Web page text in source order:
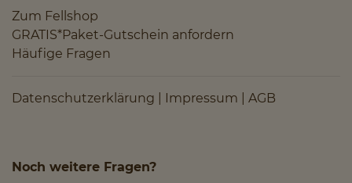
Zum Fellshop
GRATIS*Paket-Gutschein anfordern
Häufige Fragen
Datenschutzerklärung Impressum AGB
Noch weitere Fragen?